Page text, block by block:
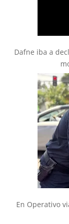
Dafne iba a
En Operativo